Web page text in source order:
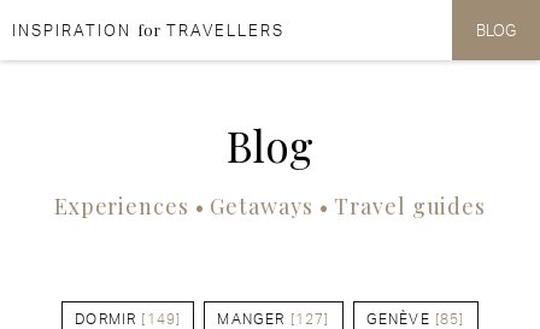
Aller au contenu
Aller au menu
INSPIRATION for TRAVELLERS BLOG
Blog
Experiences • Getaways • Travel guides
DORMIR [149] MANGER [127] GENÈVE [85]